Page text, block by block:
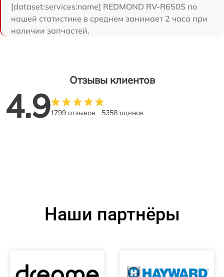
[dataset:services:name] REDMOND RV-R650S по
нашей статистике в среднем занимает 2 часа при
наличии запчастей.
Отзывы клиентов
4.91799 отзывов 5358 оценок
Наши партнёры